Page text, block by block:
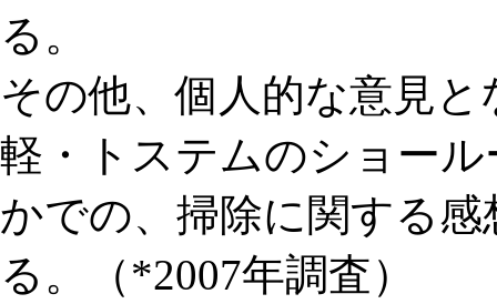
る。
その他、個人的な意見
軽・トステムのショー
かでの、掃除に関する
る。（*2007年調査）